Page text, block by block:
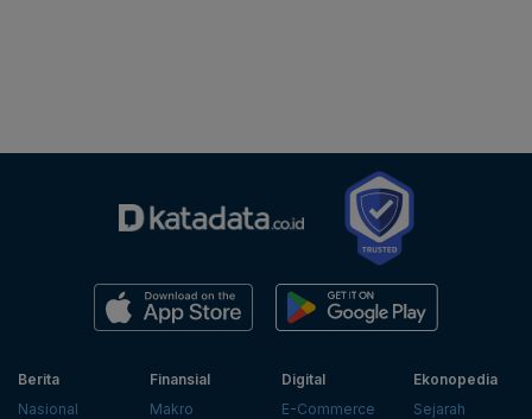
Berita
Nasional
Finansial
Makro
Digital
E-Commerce
Ekonopedia
Sejarah